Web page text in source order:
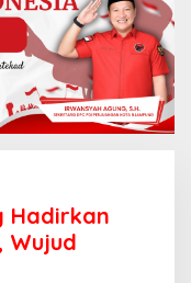
t
a
Hadirkan
Wujud